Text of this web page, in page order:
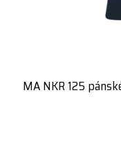
MA NKR 125